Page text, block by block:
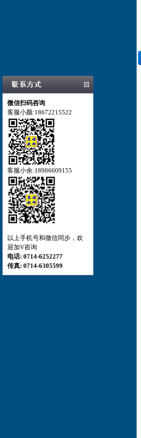
微信扫码咨询
客服小颜:18672215522
客服小余:18986609155
以上手机号和微信同步，欢
迎加V咨询
电话: 0714-6252277
传真: 0714-6305599